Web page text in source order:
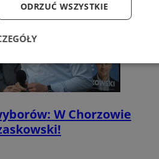
W Chorzowie
ODRZUĆ WSZYSTKIE
Wydajność